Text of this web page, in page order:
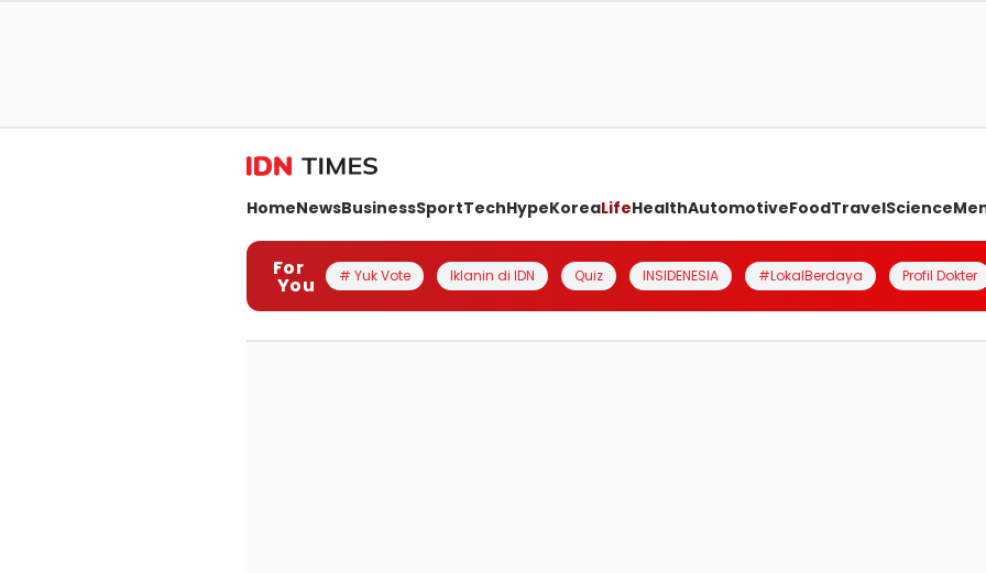
HomeNewsBusinessSportTechHypeKoreaLifeHealthAutomotiveFoodTravelScience
For
You # Yuk Vote Iklanin di IDN Quiz INSIDENESIA #LokalBerdaya Profil Dokter